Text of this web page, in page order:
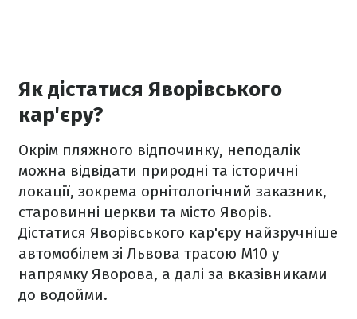
Як дістатися Яворівського
кар'єру?
Окрім пляжного відпочинку, неподалік
можна відвідати природні та історичні
локації, зокрема орнітологічний заказник,
старовинні церкви та місто Яворів.
Дістатися Яворівського кар'єру найзручніше
автомобілем зі Львова трасою М10 у
напрямку Яворова, а далі за вказівниками
до водойми.